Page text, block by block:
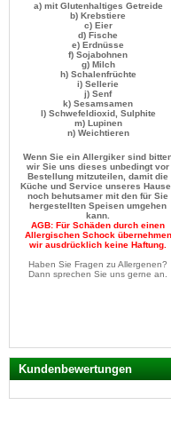
a) mit Glutenhaltiges Getreide
b) Krebstiere
c) Eier
d) Fische
e) Erdnüsse
f) Sojabohnen
g) Milch
h) Schalenfrüchte
i) Sellerie
j) Senf
k) Sesamsamen
n) Weichtieren
Wenn Sie ein Allergiker sind
wir Sie uns dieses unbedingt vor
Bestellung mitzuteilen, damit die
Küche und Service unseres
noch behutsamer mit den für Sie
hergestellten Speisen umgehen
kann.
AGB: Für Schäden durch einen
Allergischen Schock übernehmen
wir ausdrücklich keine Haftung.
Haben Sie Fragen zu Allergenen?
Dann sprechen Sie uns gerne an.
Kundenbewertungen